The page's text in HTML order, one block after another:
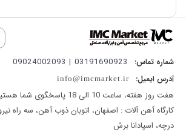
شماره تماس: 03191690923 | 09024002093
آدرس ایمیل: info@imcmarket.ir
هفت روز هفته، ساعت 10 الی 18
کارگاه آهن آلات : اصفهان، اتوبان ذوب آهن، سه راه
درچه، اسپادانا برش